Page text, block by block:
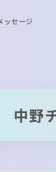
ッセージ
野